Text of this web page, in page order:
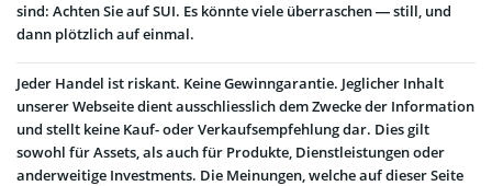
sind: Achten Sie auf SUI. Es könnte viele überraschen — still, und
dann plötzlich auf einmal.
Jeder Handel ist riskant. Keine Gewinngarantie. Jeglicher Inhalt
unserer Webseite dient ausschliesslich dem Zwecke der Information
und stellt keine Kauf- oder Verkaufsempfehlung dar. Dies gilt
sowohl für Assets, als auch für Produkte, Dienstleistungen oder
anderweitige Investments. Die Meinungen, welche auf dieser Seite